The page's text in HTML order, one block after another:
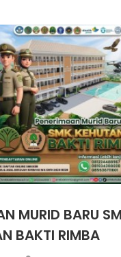
MURID BARU
BAKTI RIMBA